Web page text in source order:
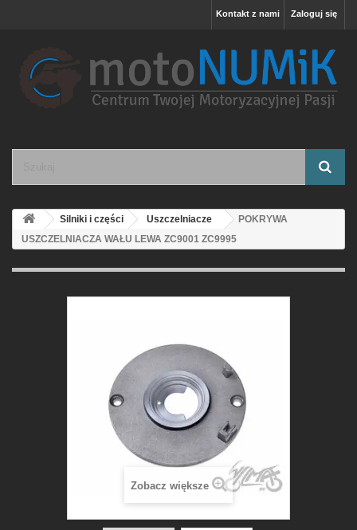
Zaloguj się
Kontakt z nami
Silniki i części Uszczelniacze
POKRYWA
USZCZELNIACZA WAŁU LEWA ZC9001 ZC9995
Zobacz większe